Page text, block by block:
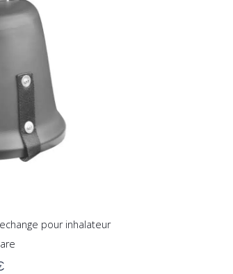
peuvent
être
choisies
sur
page
produit
pour inhalateur